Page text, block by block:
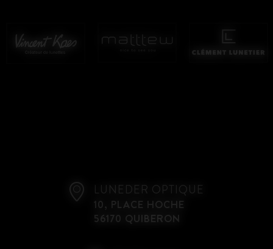
LUNEDER OPTIQUE
10, PLACE HOCHE
56170 QUIBERON